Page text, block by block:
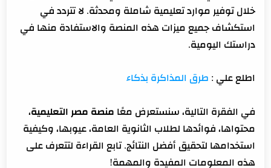
خلال توفير موارد تعليمية شاملة ومحدثة. لا تتردد في
استكشاف جميع ميزات هذه المنصة والاستفادة منها في
دراستك اليومية.
اطلع علي : طرق المذاكرة بذكاء
في الفقرة التالية، سنستعرض معًا منصة مصر التعليمية،
محتواها، فوائدها لطلاب الثانوية العامة، عيوبها، وكيفية
استخدامها لتحقيق أفضل النتائج. تابع القراءة لتتعرف على
هذه المعلومات المفيدة والمهمة!